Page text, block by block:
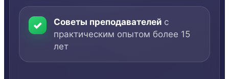
✓ Советы преподавателей с
практическим опытом более 15
лет